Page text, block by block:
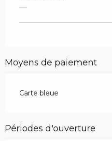
—
Moyens de paiement
Carte bleue
Périodes d'ouverture